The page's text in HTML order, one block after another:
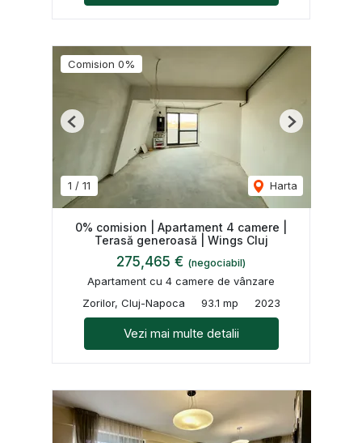
Comision 0%
1 / 11 Harta
Previous Next
0% comision | Apartament 4 camere |
Terasă generoasă | Wings Cluj
275,465 € (negociabil)
Apartament cu 4 camere de vânzare
Zorilor, Cluj-Napoca
93.1 mp 2023
Vezi mai multe detalii